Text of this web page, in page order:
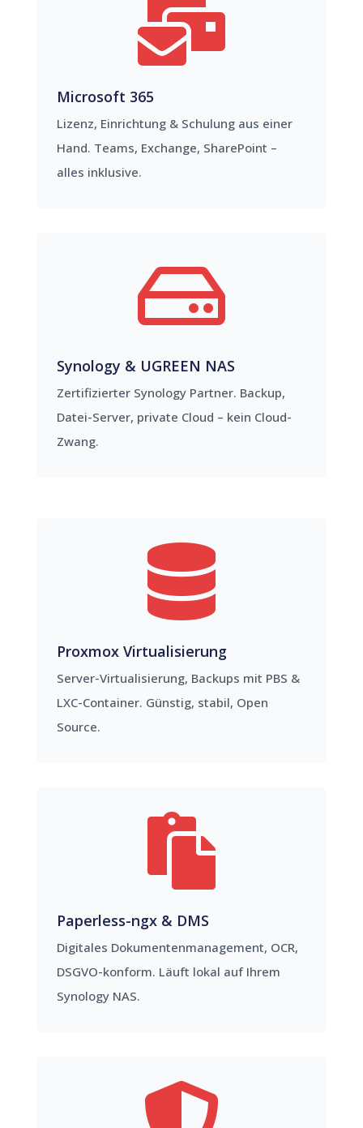

Microsoft 365
Lizenz, Einrichtung & Schulung aus einer
Hand. Teams, Exchange, SharePoint –
alles inklusive.

Synology & UGREEN NAS
Zertifizierter Synology Partner. Backup,
Datei-Server, private Cloud – kein Cloud-
Zwang.

Proxmox Virtualisierung
Server-Virtualisierung, Backups mit PBS &
LXC-Container. Günstig, stabil, Open
Source.

Paperless-ngx & DMS
Digitales Dokumentenmanagement, OCR,
DSGVO-konform. Läuft lokal auf Ihrem
Synology NAS.